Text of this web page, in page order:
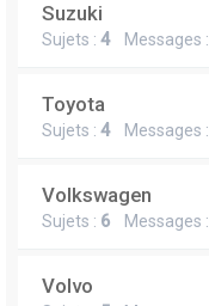
Suzuki
Sujets : 4Messages :
Toyota
Sujets : 4Messages :
Volkswagen
Sujets : 6 Messages :
Volvo